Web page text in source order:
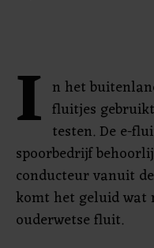
I n het
fluitjes
testen. De e-
spoorbedrijf
conducteur vanuit
komt het geluid wat
ouderwetse fluit.